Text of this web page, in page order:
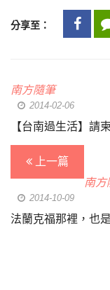
分享至：
南方隨筆
2014-02-06
【台南過生活】請
上一篇
南方
2014-10-09
法蘭克福那裡，也